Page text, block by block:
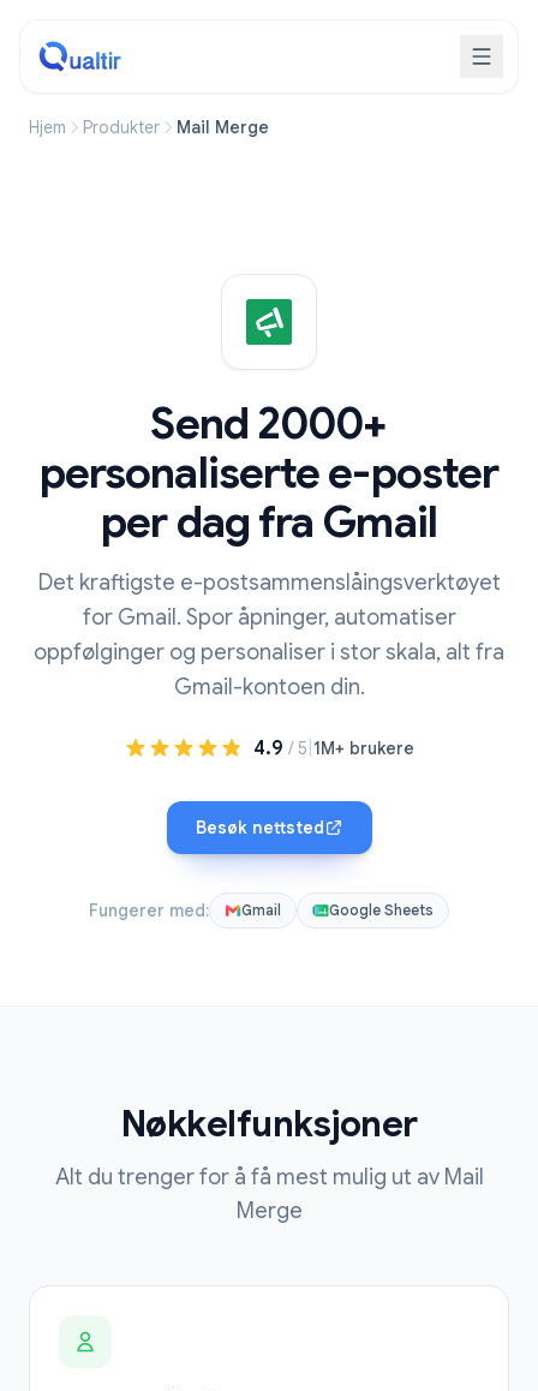
Hjem Produkter Mail Merge
Send 2000+
personaliserte e-poster
per dag fra Gmail
Det kraftigste e-postsammenslåingsverktøyet
for Gmail. Spor åpninger, automatiser
oppfølginger og personaliser i stor skala, alt fra
Gmail-kontoen din.
4.9 / 5 1M+ brukere
Besøk nettsted
Fungerer med: Gmail Google Sheets
Nøkkelfunksjoner
Alt du trenger for å få mest mulig ut av Mail
Merge